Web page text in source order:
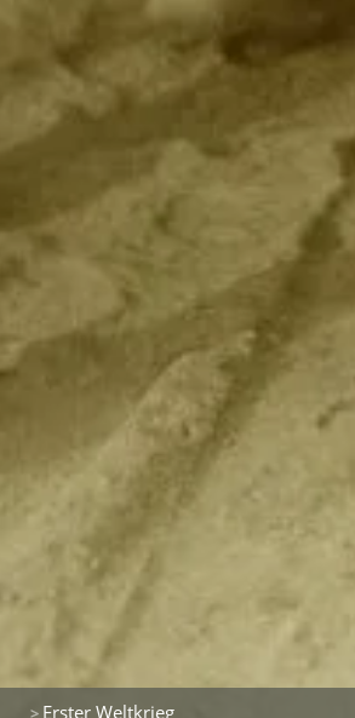
> Erster Weltkrieg